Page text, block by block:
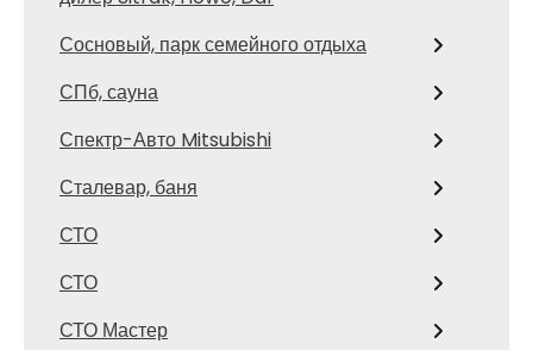
Сосновый, парк семейного отдыха
СПб, сауна
Спектр-Авто Mitsubishi
Сталевар, баня
СТО
СТО
СТО Мастер